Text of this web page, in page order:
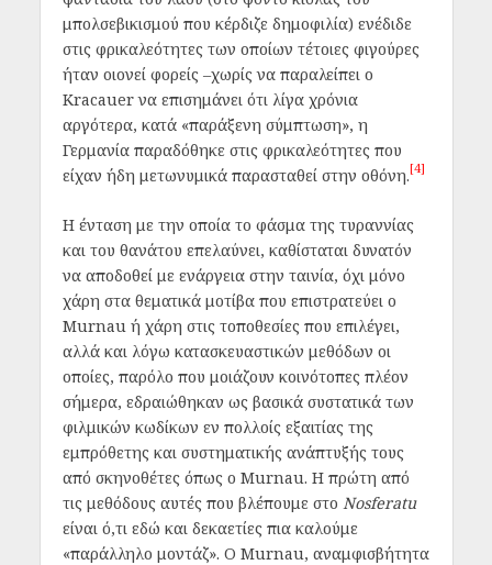
μπολσεβικισμού που κέρδιζε δημοφιλία) ενέδιδε
στις φρικαλεότητες των οποίων τέτοιες φιγούρες
ήταν οιονεί φορείς –χωρίς να παραλείπει ο
Kracauer να επισημάνει ότι λίγα χρόνια
αργότερα, κατά «παράξενη σύμπτωση», η
Γερμανία παραδόθηκε στις φρικαλεότητες που
είχαν ήδη μετωνυμικά παρασταθεί στην οθόνη.[4]
Η ένταση με την οποία το φάσμα της τυραννίας
και του θανάτου επελαύνει, καθίσταται δυνατόν
να αποδοθεί με ενάργεια στην ταινία, όχι μόνο
χάρη στα θεματικά μοτίβα που επιστρατεύει ο
Murnau ή χάρη στις τοποθεσίες που επιλέγει,
αλλά και λόγω κατασκευαστικών μεθόδων οι
οποίες, παρόλο που μοιάζουν κοινότοπες πλέον
σήμερα, εδραιώθηκαν ως βασικά συστατικά των
φιλμικών κωδίκων εν πολλοίς εξαιτίας της
εμπρόθετης και συστηματικής ανάπτυξής τους
από σκηνοθέτες όπως ο Murnau. Η πρώτη από
τις μεθόδους αυτές που βλέπουμε στο Nosferatu
είναι ό,τι εδώ και δεκαετίες πια καλούμε
«παράλληλο μοντάζ». Ο Murnau, αναμφισβήτητα